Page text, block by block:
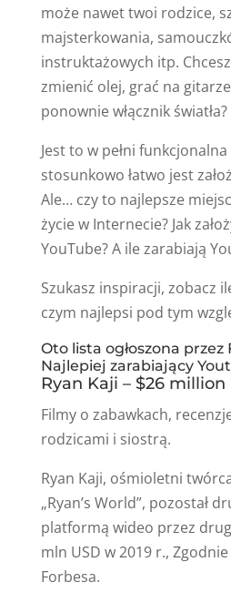
może nawet twoi rodzice,
majsterkowania,
instruktażowych itp.
zmienić olej, grać na
ponownie włącznik
Jest to w pełni
stosunkowo łatwo jest
Ale… czy to najlepsze
życie w Internecie? Jak
YouTube? A ile zarabiają
Szukasz inspiracji, zobacz
czym najlepsi pod tym
Oto lista ogłoszona przez
Najlepiej zarabiający
Ryan Kaji – $26 million
Filmy o zabawkach,
rodzicami i siostrą.
Ryan Kaji, ośmioletni
„Ryan’s World”, pozostał
platformą wideo przez
mln USD w 2019 r.,
Forbesa.